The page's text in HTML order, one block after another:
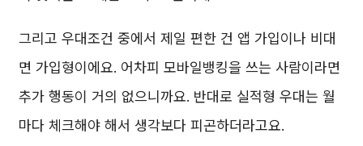
그리고 우대조건 중에서 제일 편한 건 앱 가입이나 비대
면 가입형이에요. 어차피 모바일뱅킹을 쓰는 사람이라면
추가 행동이 거의 없으니까요. 반대로 실적형 우대는 월
마다 체크해야 해서 생각보다 피곤하더라고요.